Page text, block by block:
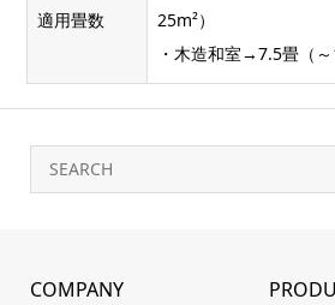
適用畳数
25m²）
・木造和室→7.5畳（～
COMPANY